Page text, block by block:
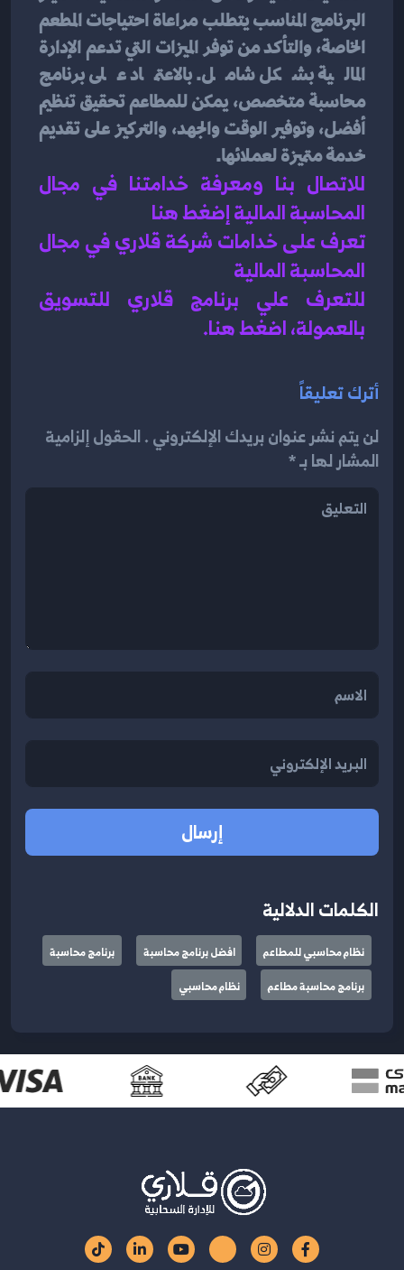
خدمة متميزة لعملائها.
المحاسبة المالية إضغط هنا
المحاسبة المالية
بالعمولة، اضغط هنا.
أترك تعليقاً
لن يتم نشر عنوان بريدك الإلكتروني . الحقول إلزامية
المشار لها بـ *
إرسال
الكلمات الدلالية
نظام محاسبي للمطاعم افضل برنامج محاسبة
برنامج محاسبة
برنامج محاسبة مطاعم
نظام محاسبي